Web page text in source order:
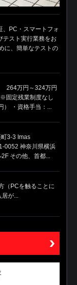
、PC・スマートフォ
テスト実行業務をお
に、簡単なテストの
264万円～324万円
固定残業制度なし
・資格手当：...
3-3 Imas
0052 神奈川県横浜
その他、首都...
（PCを触ることに
が...